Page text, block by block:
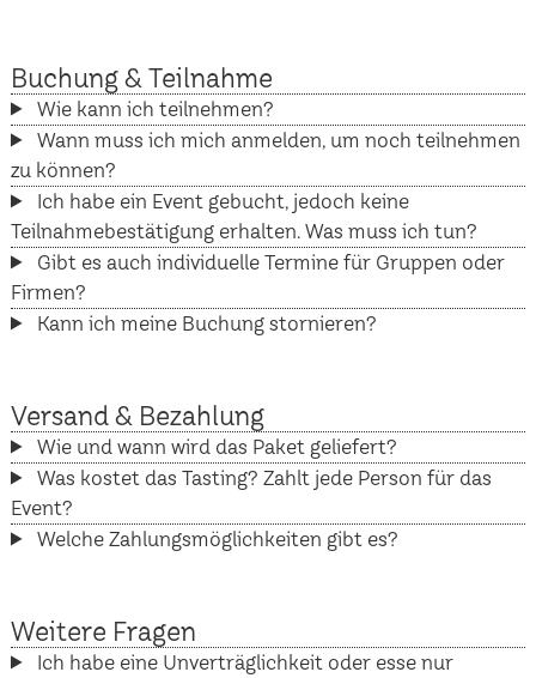
Buchung & Teilnahme
Wie kann ich teilnehmen?
Wann muss ich mich anmelden, um noch teilnehmen
zu können?
Ich habe ein Event gebucht, jedoch keine
Teilnahmebestätigung erhalten. Was muss ich tun?
Gibt es auch individuelle Termine für Gruppen oder
Firmen?
Kann ich meine Buchung stornieren?
Versand & Bezahlung
Wie und wann wird das Paket geliefert?
Was kostet das Tasting? Zahlt jede Person für das
Event?
Welche Zahlungsmöglichkeiten gibt es?
Weitere Fragen
Ich habe eine Unverträglichkeit oder esse nur